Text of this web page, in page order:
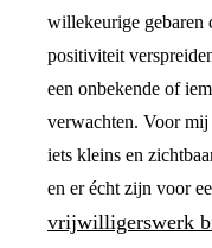
willekeurige gebaren
positiviteit
een onbekende of
verwachten. Voor
iets kleins en
en er écht zijn voor
vrijwilligerswerk